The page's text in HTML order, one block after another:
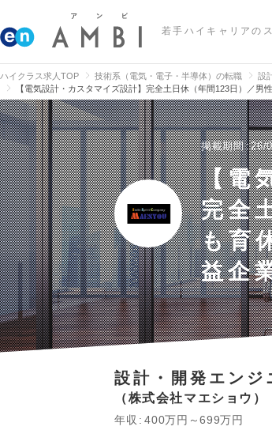
若手ハイキャリアの
ハイクラス求人TOP 技術系（電気・電子・半導体）の転職
設
【電気設計・カスタマイズ設計】完全土日休（年間123日）／
掲載期間 26/
【電
完全
も育
益企
設計・開発エンジ
株式会社マエショウ
年収 400万円～699万円